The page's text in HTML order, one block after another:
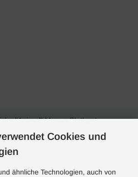
"Animal" Messe Stuttgart
Cookies und
ähnliche Technologien, auch von